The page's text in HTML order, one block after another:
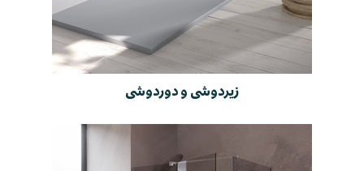
زیردوشی و دوردوشی